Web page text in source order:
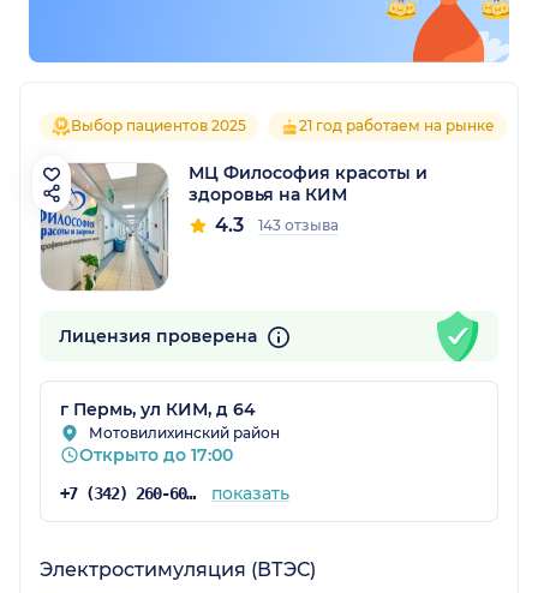
Выбор пациентов 2025 21 год работаем на рынке
МЦ Философия красоты и
здоровья на КИМ
4.3 143 отзыва
Лицензия проверена
г Пермь, ул КИМ, д 64
Мотовилихинский район
Открыто до 17:00
+7 (342) 260-60-60 показать
Электростимуляция (ВТЭС)